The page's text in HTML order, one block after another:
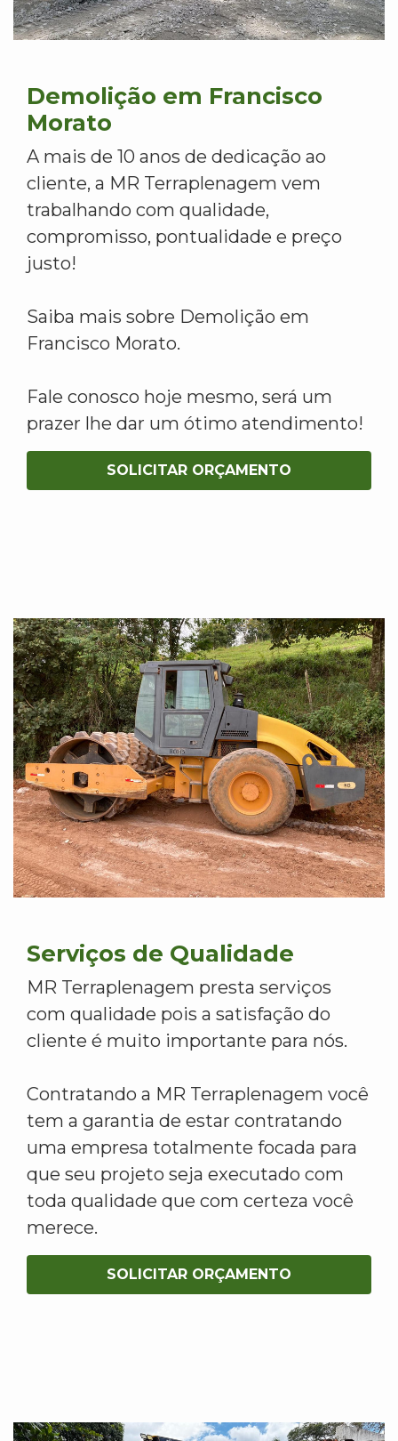
Demolição em Francisco
Morato
A mais de 10 anos de dedicação ao
cliente, a MR Terraplenagem vem
trabalhando com qualidade,
compromisso, pontualidade e preço
justo!
Saiba mais sobre Demolição em
Francisco Morato.
Fale conosco hoje mesmo, será um
prazer lhe dar um ótimo atendimento!
SOLICITAR ORÇAMENTO
Serviços de Qualidade
MR Terraplenagem presta serviços
com qualidade pois a satisfação do
cliente é muito importante para nós.
Contratando a MR Terraplenagem você
tem a garantia de estar contratando
uma empresa totalmente focada para
que seu projeto seja executado com
toda qualidade que com certeza você
merece.
SOLICITAR ORÇAMENTO